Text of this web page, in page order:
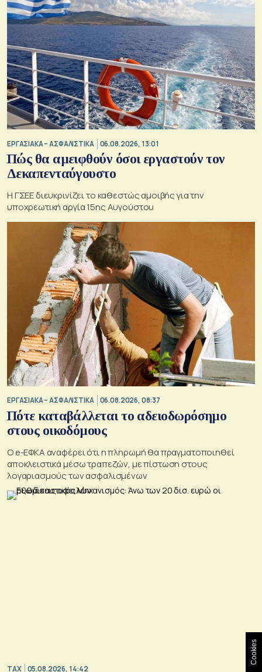
ΕΡΓΑΣΙΑΚΑ – ΑΣΦΑΛΙΣΤΙΚΑ 06.08.2026, 13:01
Πώς θα αμειφθούν όσοι εργαστούν τον
Δεκαπενταύγουστο
Η ΓΣΕΕ διευκρινίζει το καθεστώς αμοιβής για την
υποχρεωτική αργία 15ης Αυγούστου
ΕΡΓΑΣΙΑΚΑ – ΑΣΦΑΛΙΣΤΙΚΑ 06.08.2026, 08:37
Πότε καταβάλλεται το αδειοδωρόσημο
στους οικοδόμους
O e-ΕΦΚΑ αναφέρει ότι η πληρωμή θα πραγματοποιηθεί
αποκλειστικά μέσω τραπεζών, με πίστωση στους
λογαριασμούς των ασφαλισμένων
TAX 05.08.2026, 14:42
Cookies